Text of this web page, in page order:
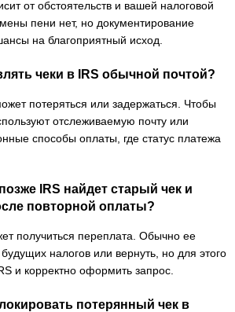
от обстоятельств и вашей налоговой
пени нет, но документирование
на благоприятный исход.
чеки в IRS обычной почтой?
потеряться или задержаться. Чтобы
отслеживаемую почту или
способы оплаты, где статус платежа
IRS найдет старый чек и
повторной оплаты?
получиться переплата. Обычно ее
налогов или вернуть, но для этого
и корректно оформить запрос.
потерянный чек в